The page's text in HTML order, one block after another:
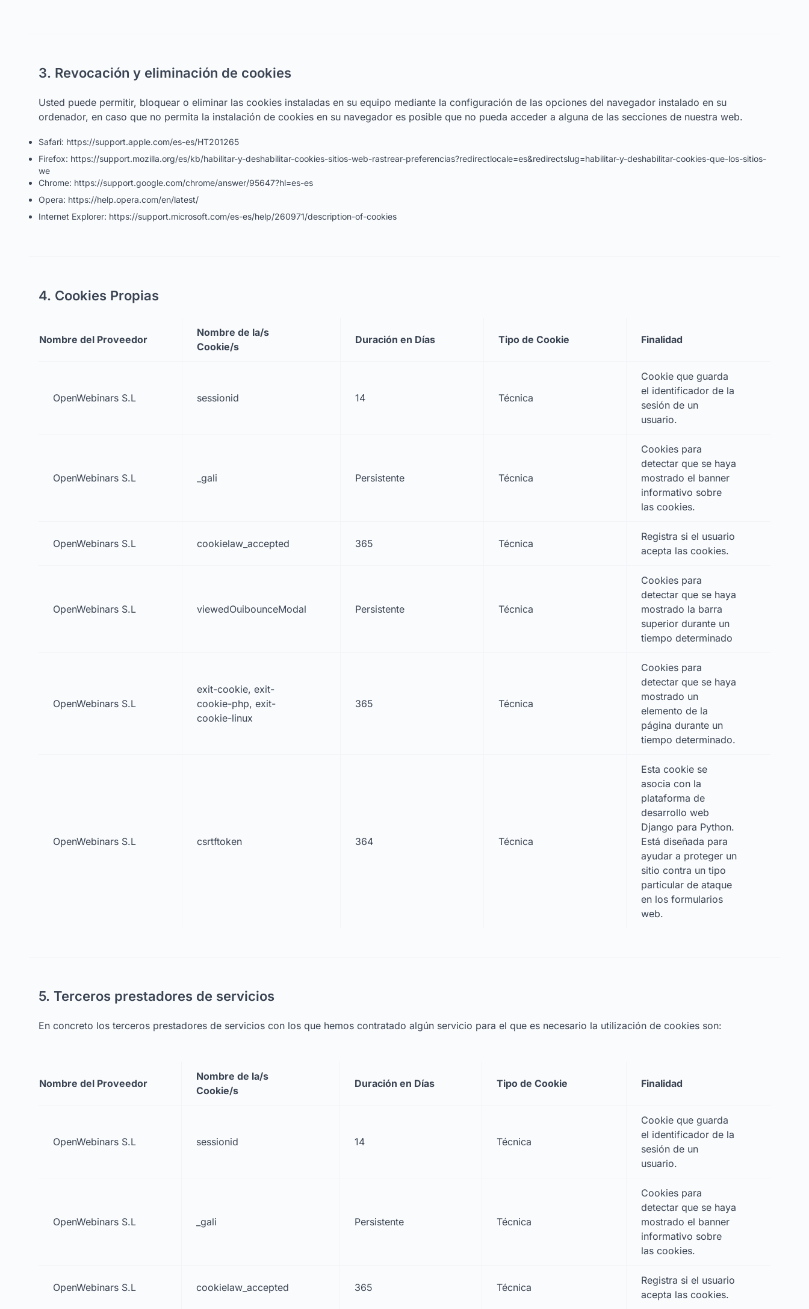
3. Revocación y eliminación de cookies
Usted puede permitir, bloquear o eliminar las cookies instaladas en su equipo mediante la configuración de las opciones del navegador instalado en su
ordenador, en caso que no permita la instalación de cookies en su navegador es posible que no pueda acceder a alguna de las secciones de nuestra web.
Safari: https://support.apple.com/es-es/HT201265
Firefox: https://support.mozilla.org/es/kb/habilitar-y-deshabilitar-cookies-sitios-web-rastrear-preferencias?redirectlocale=es&redirectslug=habilitar-y-deshabilitar-cookies-que-los-sitios-
we
Chrome: https://support.google.com/chrome/answer/95647?hl=es-es
Opera: https://help.opera.com/en/latest/
Internet Explorer: https://support.microsoft.com/es-es/help/260971/description-of-cookies
4. Cookies Propias
Nombre del Proveedor
Nombre de la/s
Cookie/s
Duración en Días Tipo de Cookie Finalidad
OpenWebinars S.L sessionid 14 Técnica
Cookie que guarda
el identificador de la
sesión de un
usuario.
OpenWebinars S.L _gali Persistente Técnica
Cookies para
detectar que se haya
mostrado el banner
informativo sobre
las cookies.
OpenWebinars S.L cookielaw_accepted 365 Técnica
Registra si el usuario
acepta las cookies.
OpenWebinars S.L viewedOuibounceModal Persistente Técnica
Cookies para
detectar que se haya
mostrado la barra
superior durante un
tiempo determinado
OpenWebinars S.L
exit-cookie, exit-
cookie-php, exit-
cookie-linux
365 Técnica
Cookies para
detectar que se haya
mostrado un
elemento de la
página durante un
tiempo determinado.
OpenWebinars S.L csrtftoken 364 Técnica
Esta cookie se
asocia con la
plataforma de
desarrollo web
Django para Python.
Está diseñada para
ayudar a proteger un
sitio contra un tipo
particular de ataque
en los formularios
web.
5. Terceros prestadores de servicios
En concreto los terceros prestadores de servicios con los que hemos contratado algún servicio para el que es necesario la utilización de cookies son:
Nombre del Proveedor
Nombre de la/s
Cookie/s
Duración en Días Tipo de Cookie Finalidad
OpenWebinars S.L sessionid 14 Técnica
Cookie que guarda
el identificador de la
sesión de un
usuario.
OpenWebinars S.L _gali Persistente Técnica
Cookies para
detectar que se haya
mostrado el banner
informativo sobre
las cookies.
OpenWebinars S.L cookielaw_accepted 365 Técnica
Registra si el usuario
acepta las cookies.